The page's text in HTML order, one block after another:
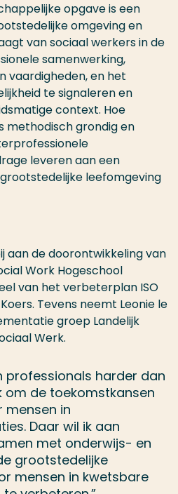
opgave is een
omgeving en
van sociaal werkers in de
samenwerking,
vaardigheden, en het
te signaleren en
context. Hoe
methodisch grondig en
leveren aan een
leefomgeving
aan de doorontwikkeling van
Work Hogeschool
van het verbeterplan ISO
Tevens neemt Leonie le
groep Landelijk
Werk.
professionals harder dan
om de toekomstkansen
mensen in
Daar wil ik aan
met onderwijs- en
grootstedelijke
mensen in kwetsbare